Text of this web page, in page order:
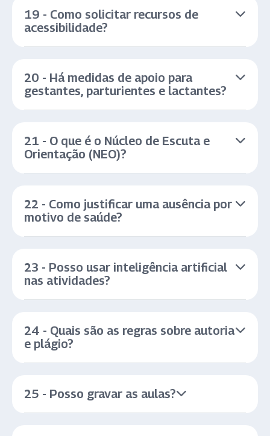
19 - Como solicitar recursos de
acessibilidade?
20 - Há medidas de apoio para
gestantes, parturientes e lactantes?
21 - O que é o Núcleo de Escuta e
Orientação (NEO)?
22 - Como justificar uma ausência por
motivo de saúde?
23 - Posso usar inteligência artificial
nas atividades?
24 - Quais são as regras sobre autoria
e plágio?
25 - Posso gravar as aulas?